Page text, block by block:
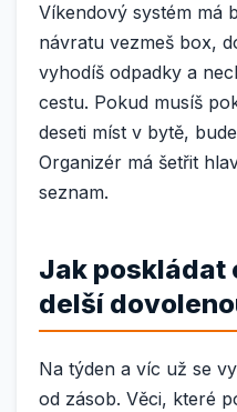
Víkendový systém má
návratu vezmeš box,
vyhodíš odpadky a
cestu. Pokud musíš
deseti míst v bytě,
Organizér má šetřit
seznam.
Jak poskládat
delší
Na týden a víc už se
od zásob. Věci, které